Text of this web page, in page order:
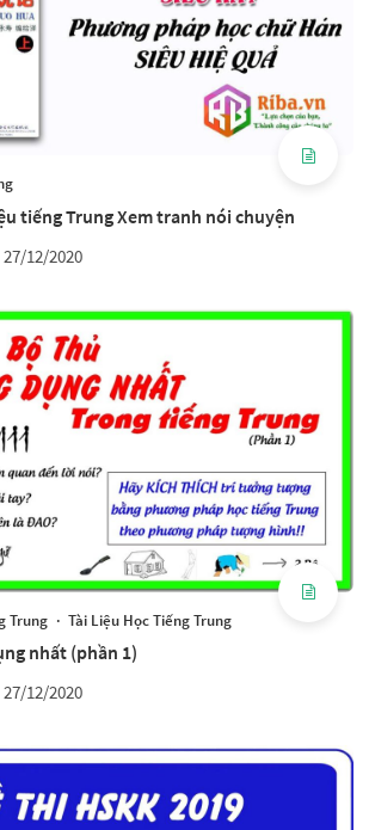
tiếng Trung Xem tranh nói chuyện
27/12/2020
Trung · Tài Liệu Học Tiếng Trung
nhất (phần 1)
27/12/2020